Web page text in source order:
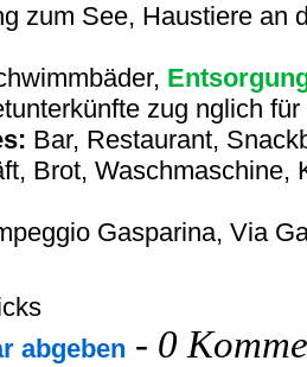
zum See, Haustiere an
zug nglich
Bar, Restaurant,
Brot, Waschmaschine,
Gasparina, Via
abgeben - 0